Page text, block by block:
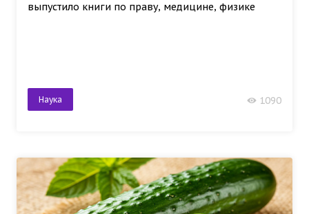
выпустило книги по праву, медицине, физике
Наука 1090